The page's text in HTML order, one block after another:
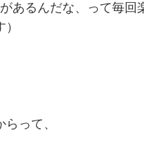
あるんだな、って毎回
って、